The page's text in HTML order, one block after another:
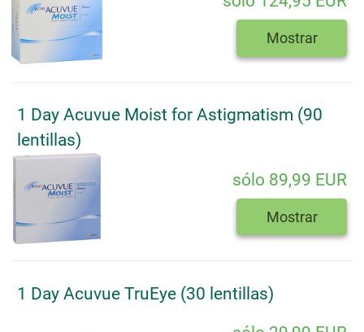
Mostrar
1 Day Acuvue Moist for Astigmatism (90
lentillas)
sólo 89,99 EUR
Mostrar
1 Day Acuvue TruEye (30 lentillas)